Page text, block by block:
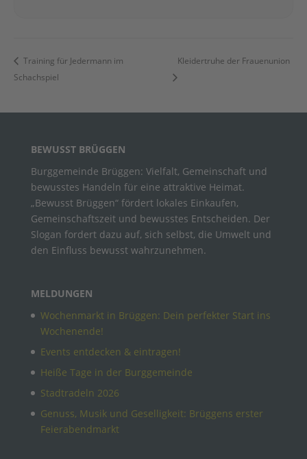
Training für Jedermann im
Schachspiel
Kleidertruhe der Frauenunion
BEWUSST BRÜGGEN
Burggemeinde Brüggen: Vielfalt, Gemeinschaft und
bewusstes Handeln für eine attraktive Heimat.
„Bewusst Brüggen“ fördert lokales Einkaufen,
Gemeinschaftszeit und bewusstes Entscheiden. Der
Slogan fordert dazu auf, sich selbst, die Umwelt und
den Einfluss bewusst wahrzunehmen.
MELDUNGEN
Wochenmarkt in Brüggen: Dein perfekter Start ins
Wochenende!
Events entdecken & eintragen!
Heiße Tage in der Burggemeinde
Stadtradeln 2026
Genuss, Musik und Geselligkeit: Brüggens erster
Feierabendmarkt